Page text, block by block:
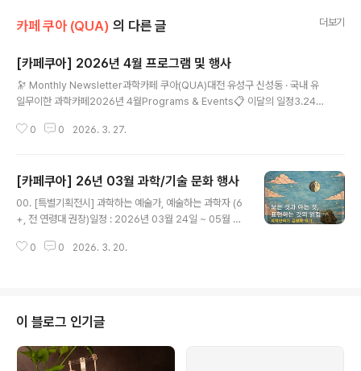
카페 쿠아 (QUA) 의 다른 글 더보기
[카페쿠아] 2026년 4월 프로그램 및 행사
🔭 Monthly Newsletter과학카페 쿠아(QUA)대전 유성구 신성동 · 국내 유
일무이한 과학카페2026년 4월Programs & Events📋 이달의 일정3.24~
워크샵 22회 — 케이팝데몬헌터스 과학 해설04/04 (토) PM콰이살롱 1회 —
4/11 (토) PM매월체험 — 예술가의 아나토미 드로잉04/18 (토) AM케미케미
랩 — 브릭스-라우셔 진동 반응04/18 (토) 종일꿈돌이과학열차 — 사이언스
캠프 당일04/18 (토) PM히든피겨스 — ..
0 0 2026. 3. 27.
[카페쿠아] 26년 03월 과학/기술 문화 행사
00. [특별기획전시] 과학하는 예술가, 예술하는 과학자 (6
+, 전 연령대 권장)일정 : 2026년 03월 24일 ~ 05월 0
예술의 경계를 보여주는 전시가 아니라, 그 경계가 흔들리
자 합니다.​​00. 파이데이(Pi-Day) 기념 이벤트 (6세+ 전
연령대)일정 : 2026년 03월 14일(토) 미션 : 파이데이 기
념 이벤트(기념품 증정)1. Pi 소수점 자릿수 외우기2. 스톱
워치 Pi초 맞추기​​어린이와 청소년들을 위한 천문/우주 강
0 0 2026. 3. 20.
이 블로그 인기글